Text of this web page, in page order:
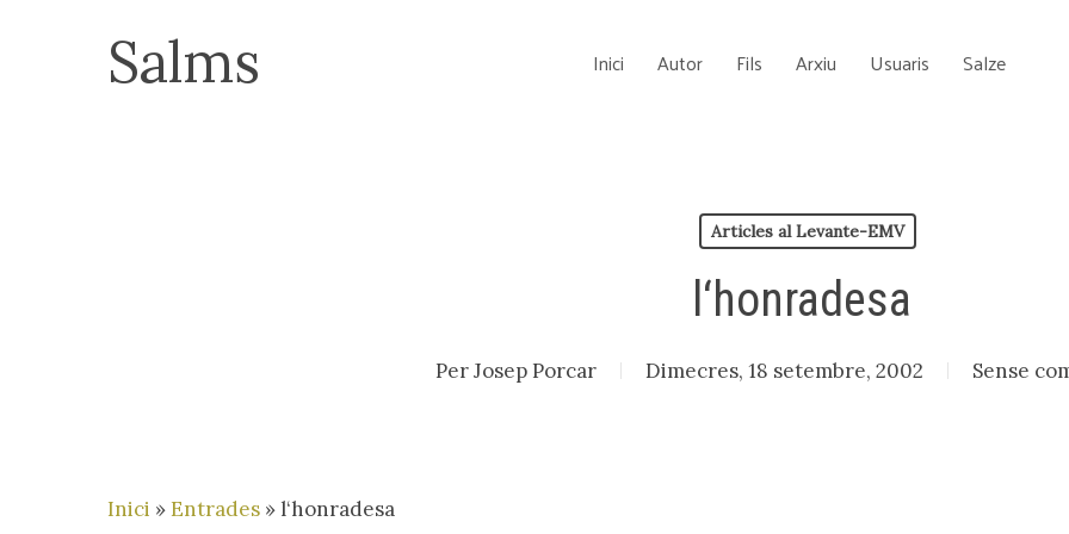
Salms Inici Autor Fils Arxiu Usuaris Salze
Articles al Levante-EMV
l‘honradesa
PerJosep Porcar Dimecres, 18 setembre, 2002 Sense
Inici »Entrades » l‘honradesa